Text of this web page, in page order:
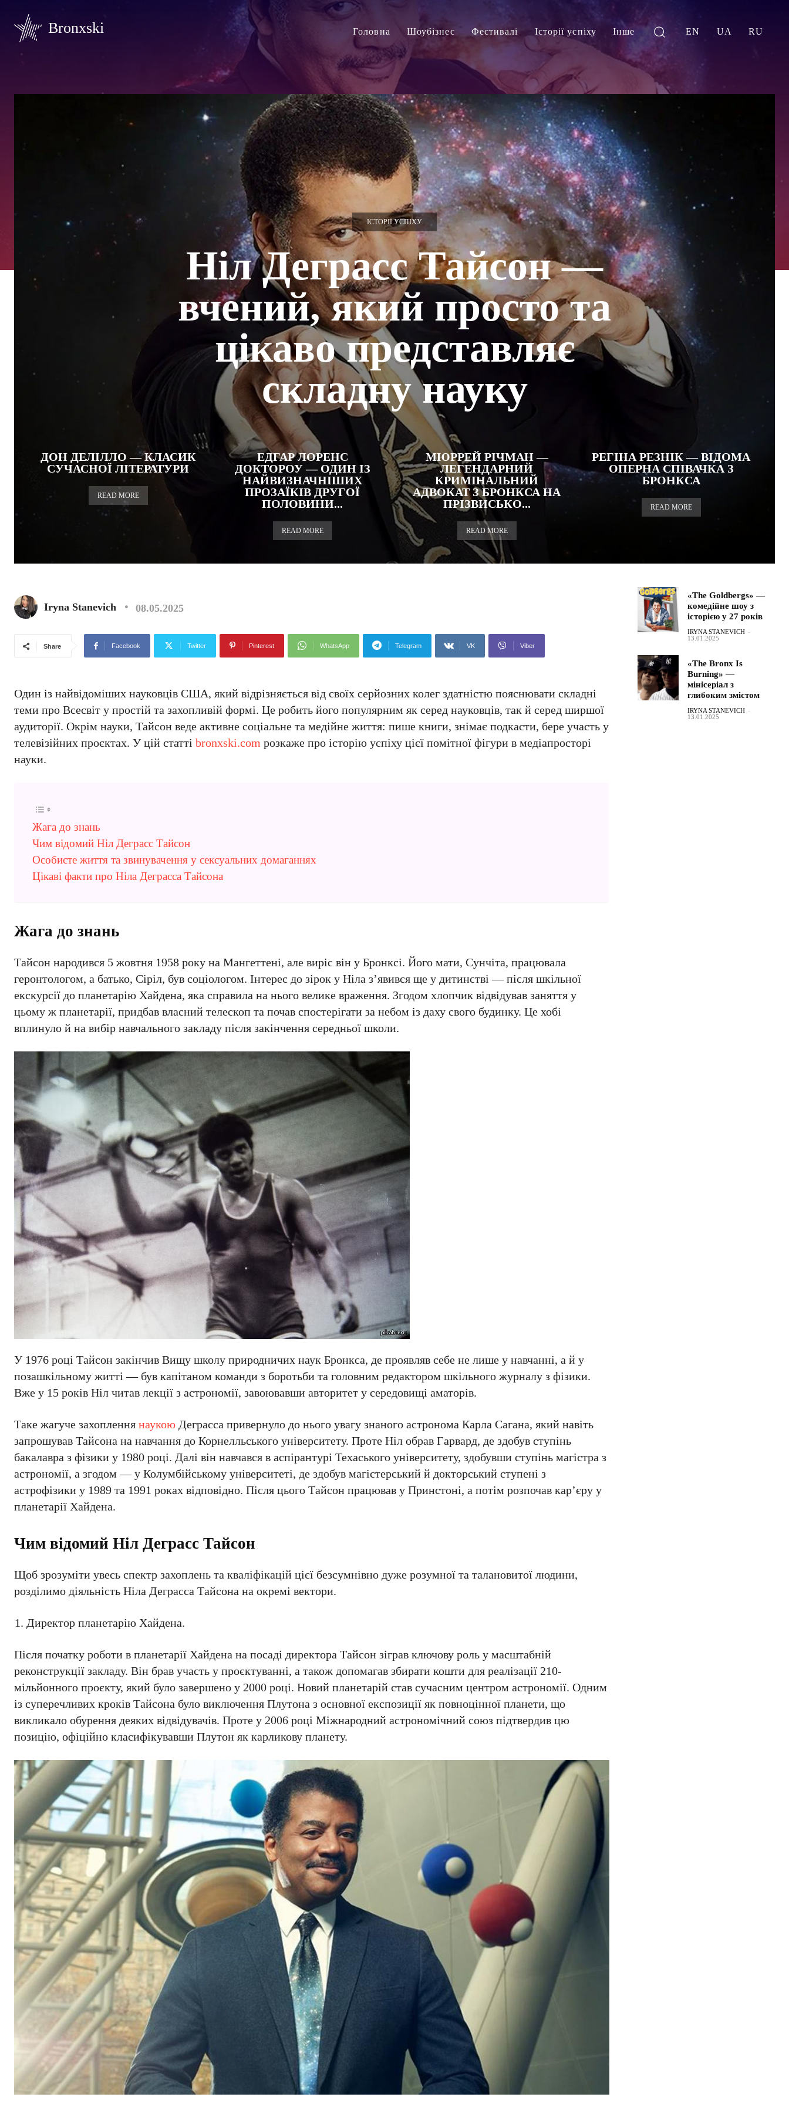
Bronxski Головна Шоубізнес Фестивалі Історії успіху Інше EN UA RU
ІСТОРІЇ УСПІХУ
Ніл Деграсс Тайсон —
вчений, який просто та
цікаво представляє
складну науку
ДОН ДЕЛІЛЛО — КЛАСИК
СУЧАСНОЇ ЛІТЕРАТУРИ
READ MORE
ЕДГАР ЛОРЕНС
ДОКТОРОУ — ОДИН ІЗ
НАЙВИЗНАЧНІШИХ
ПРОЗАЇКІВ ДРУГОЇ
ПОЛОВИНИ...
READ MORE
МЮРРЕЙ РІЧМАН —
ЛЕГЕНДАРНИЙ
КРИМІНАЛЬНИЙ
АДВОКАТ З БРОНКСА НА
ПРІЗВИСЬКО...
READ MORE
РЕГІНА РЕЗНІК — ВІДОМА
ОПЕРНА СПІВАЧКА З
БРОНКСА
READ MORE
Iryna Stanevich 08.05.2025
Share Facebook Twitter Pinterest WhatsApp Telegram VK Viber
Один із найвідоміших науковців США, який відрізняється від своїх серйозних колег здатністю пояснювати складні
теми про Всесвіт у простій та захопливій формі. Це робить його популярним як серед науковців, так й серед ширшої
аудиторії. Окрім науки, Тайсон веде активне соціальне та медійне життя: пише книги, знімає подкасти, бере участь у
телевізійних проєктах. У цій статті bronxski.com розкаже про історію успіху цієї помітної фігури в медіапросторі
науки.
Жага до знань
Чим відомий Ніл Деграсс Тайсон
Особисте життя та звинувачення у сексуальних домаганнях
Цікаві факти про Ніла Деграсса Тайсона
Жага до знань
Тайсон народився 5 жовтня 1958 року на Мангеттені, але виріс він у Бронксі. Його мати, Сунчіта, працювала
геронтологом, а батько, Сіріл, був соціологом. Інтерес до зірок у Ніла з’явився ще у дитинстві — після шкільної
екскурсії до планетарію Хайдена, яка справила на нього велике враження. Згодом хлопчик відвідував заняття у
цьому ж планетарії, придбав власний телескоп та почав спостерігати за небом із даху свого будинку. Це хобі
вплинуло й на вибір навчального закладу після закінчення середньої школи.
У 1976 році Тайсон закінчив Вищу школу природничих наук Бронкса, де проявляв себе не лише у навчанні, а й у
позашкільному житті — був капітаном команди з боротьби та головним редактором шкільного журналу з фізики.
Вже у 15 років Ніл читав лекції з астрономії, завоювавши авторитет у середовищі аматорів.
Таке жагуче захоплення наукою Деграсса привернуло до нього увагу знаного астронома Карла Сагана, який навіть
запрошував Тайсона на навчання до Корнелльського університету. Проте Ніл обрав Гарвард, де здобув ступінь
бакалавра з фізики у 1980 році. Далі він навчався в аспірантурі Техаського університету, здобувши ступінь магістра з
астрономії, а згодом — у Колумбійському університеті, де здобув магістерський й докторський ступені з
астрофізики у 1989 та 1991 роках відповідно. Після цього Тайсон працював у Принстоні, а потім розпочав кар’єру у
планетарії Хайдена.
Чим відомий Ніл Деграсс Тайсон
Щоб зрозуміти увесь спектр захоплень та кваліфікацій цієї безсумнівно дуже розумної та талановитої людини,
розділимо діяльність Ніла Деграсса Тайсона на окремі вектори.
Директор планетарію Хайдена.
Після початку роботи в планетарії Хайдена на посаді директора Тайсон зіграв ключову роль у масштабній
реконструкції закладу. Він брав участь у проєктуванні, а також допомагав збирати кошти для реалізації 210-
мільйонного проєкту, який було завершено у 2000 році. Новий планетарій став сучасним центром астрономії. Одним
із суперечливих кроків Тайсона було виключення Плутона з основної експозиції як повноцінної планети, що
викликало обурення деяких відвідувачів. Проте у 2006 році Міжнародний астрономічний союз підтвердив цю
позицію, офіційно класифікувавши Плутон як карликову планету.
«The Goldbergs» —
комедійне шоу з
історією у 27 років
IRYNA STANEVICH -
13.01.2025
«The Bronx Is
Burning» —
мінісеріал з
глибоким змістом
IRYNA STANEVICH -
13.01.2025